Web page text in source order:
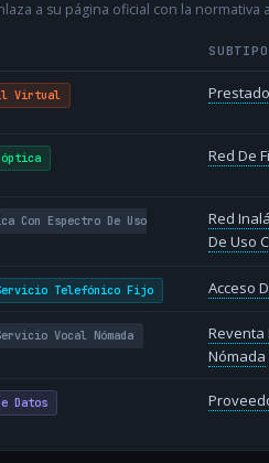
a su página oficial con la normativa
SUBTIPO
Virtual
Red De
Con Espectro De Uso
Red
De Uso
Telefónico Fijo Acceso
Vocal Nómada
Reventa
Nómada
Datos